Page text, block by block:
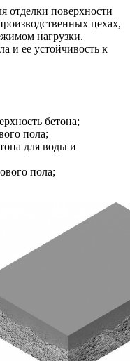
отделки поверхности
цехах,
нагрузки.
и ее устойчивость к
бетона;
пола;
для воды и
пола;